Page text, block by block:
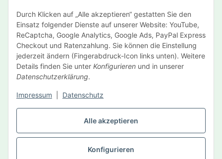
Alle akzeptieren
Konfigurieren
Durch Klicken auf „Alle akzeptieren“ gestatten Sie den
Einsatz folgender Dienste auf unserer Website: YouTube,
ReCaptcha, Google Analytics, Google Ads, PayPal Express
Checkout und Ratenzahlung. Sie können die Einstellung
jederzeit ändern (Fingerabdruck-Icon links unten). Weitere
Details finden Sie unter Konfigurieren und in unserer
Datenschutzerklärung.
Impressum Datenschutz
Informationen
Gesetzliche Informationen
Hersteller
Vertrag widerrufen